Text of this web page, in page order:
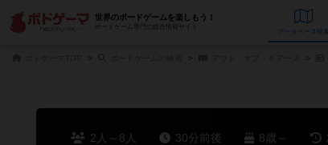
世界のボードゲームを楽しもう！
ボードゲーム専門の総合情報サイト
デー
2人～8人 30分前後 8歳～